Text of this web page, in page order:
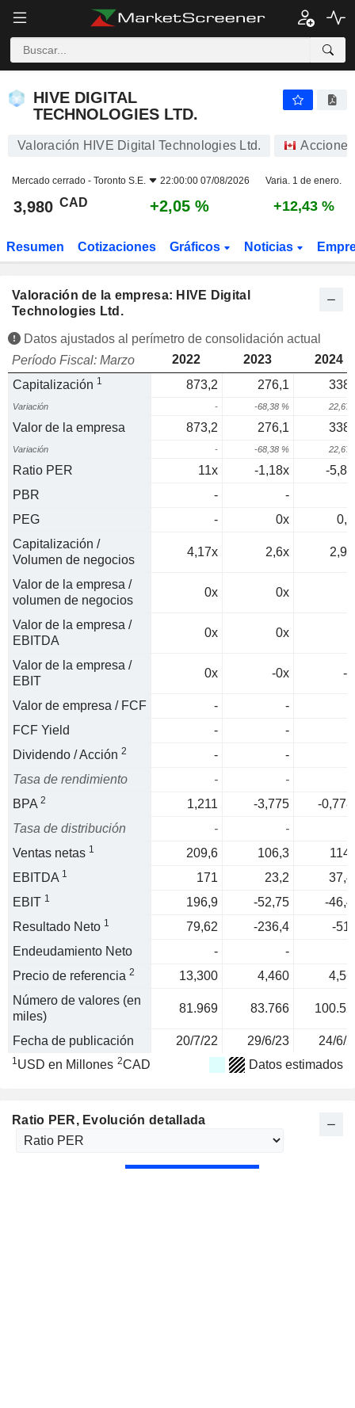
HIVE DIGITAL
TECHNOLOGIES LTD.
Valoración HIVE Digital Technologies Ltd. Acciones
Mercado cerrado - Toronto S.E. 22:00:00 07/08/2026 Varia. 1 de enero.
3,980 CAD +2,05 % +12,43 %
Resumen Cotizaciones Gráficos Noticias
Valoración de la empresa: HIVE Digital
Technologies Ltd.
Datos ajustados al perímetro de consolidación actual
Período Fiscal: Marzo
2022 2023
2024
Capitalización 1 873,2 276,1
Variación - -68,38 % 22,67
Valor de la empresa 873,2 276,1
Variación - -68,38 % 22,67
Ratio PER 11x -1,18x
-
PBR
-
-
PEG
- 0x
Capitalización /
Volumen de negocios
4,17x 2,6x
Valor de la empresa /
volumen de negocios
0x 0x
Valor de la empresa /
EBITDA
0x 0x
Valor de la empresa /
EBIT
0x -0x -
Valor de empresa / FCF -
-
FCF Yield
-
-
Dividendo / Acción 2 -
-
Tasa de rendimiento
-
-
BPA 2 1,211 -3,775
-
Tasa de distribución
-
-
Ventas netas 1 209,6 106,3
EBITDA 1 171 23,2
EBIT 1 196,9 -52,75
-
Resultado Neto 1 79,62 -236,4
-
Endeudamiento Neto
-
-
Precio de referencia 2 13,300 4,460
Número de valores (en
miles)
81.969 83.766
Fecha de publicación 20/7/22 29/6/23 24/6/
1USD en Millones 2CAD Datos estimados
Ratio PER, Evolución detallada